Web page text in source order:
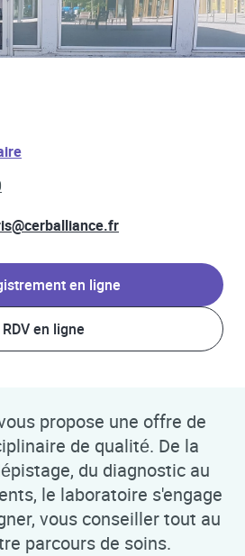
Tab
Link Opens in New Tab
en ligne
RDV en ligne
propose une offre de
de qualité. De la
du diagnostic au
le laboratoire s'engage
vous conseiller tout au
parcours de soins.